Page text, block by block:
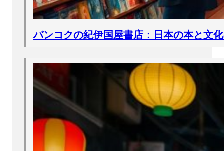
バンコクの紀伊国屋書店：日本の本と文